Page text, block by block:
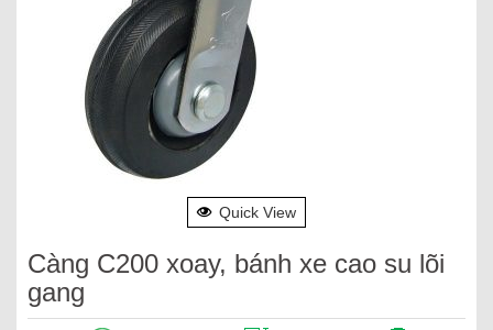
Quick View
Càng C200 xoay, bánh xe cao su lõi
gang